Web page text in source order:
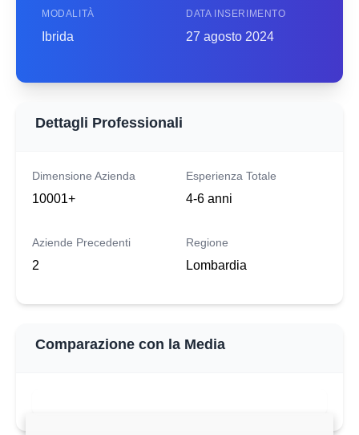
MODALITÀ
Ibrida
DATA INSERIMENTO
27 agosto 2024
Dettagli Professionali
Dimensione Azienda
10001+
Esperienza Totale
4-6 anni
Aziende Precedenti
2
Regione
Lombardia
Comparazione con la Media